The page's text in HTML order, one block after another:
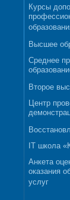
Курсы
Высшее
Среднее
Второе
Центр
IT школа
Анкета
оказания
услуг